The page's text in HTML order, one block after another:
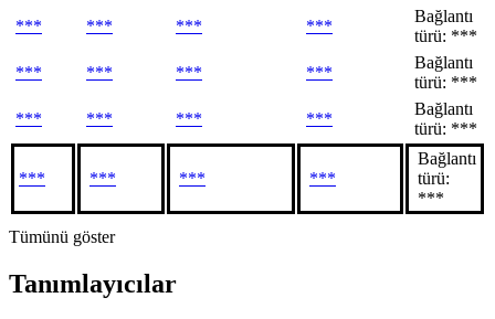
*** *** *** ***
Bağlantı
türü: ***
***
*** *** ***
Bağlantı
türü: ***
***
*** *** ***
Bağlantı
türü: ***
*** *** *** ***
Bağlantı
türü:
***
Tümünü göster
Tanımlayıcılar